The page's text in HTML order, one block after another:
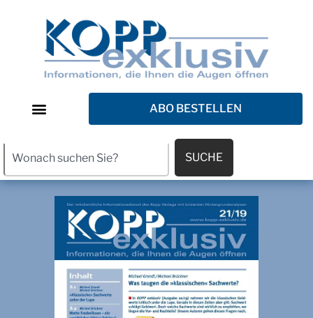
ABO BESTELLEN
SUCHE